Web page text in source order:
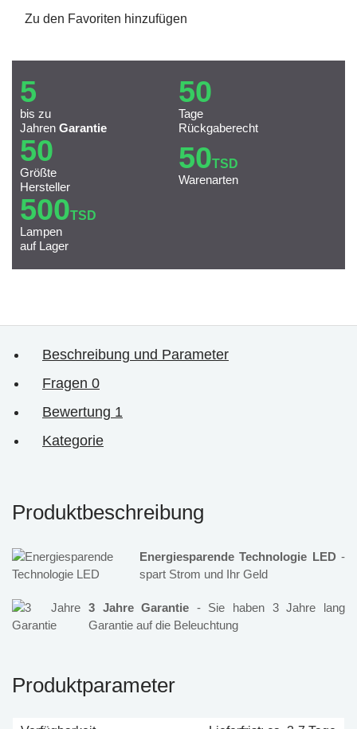
Zu den Favoriten hinzufügen
5
bis zu
Jahren Garantie
50
Tage
Rückgaberecht
50
Größte
Hersteller
50TSD
Warenarten
500TSD
Lampen
auf Lager
Beschreibung und Parameter
Fragen 0
Bewertung 1
Kategorie
Produktbeschreibung
Energiesparende Technologie LED-
spart Strom und Ihr Geld
3 Jahre Garantie - Sie haben 3 Jahre lang
Garantie auf die Beleuchtung
Produktparameter